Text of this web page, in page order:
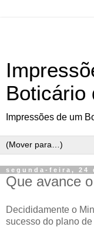
Boticário
Impressões de um
segunda-feira, 24
Que avance
Decididamente o
sucesso do plano